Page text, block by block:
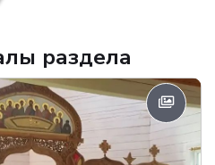
раздела